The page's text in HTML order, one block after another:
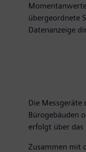
übergeordnete
Datenanzeige
Die Messgeräte
Bürogebäuden
erfolgt über das
Zusammen mit